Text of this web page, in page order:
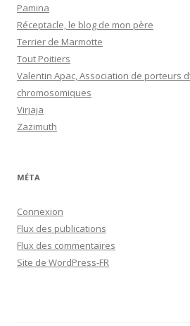
Pamina
Réceptacle, le blog de mon père
Terrier de Marmotte
Tout Poitiers
Valentin Apac, Association de porteurs
chromosomiques
Virjaja
Zazimuth
MÉTA
Connexion
Flux des publications
Flux des commentaires
Site de WordPress-FR